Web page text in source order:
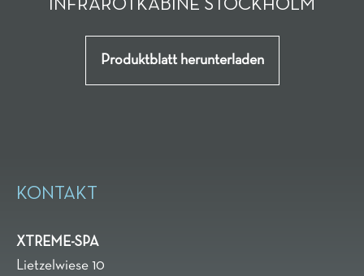
INFRAROTKABINE STOCKHOLM
Produktblatt herunterladen
KONTAKT
XTREME-SPA
Lietzelwiese 10